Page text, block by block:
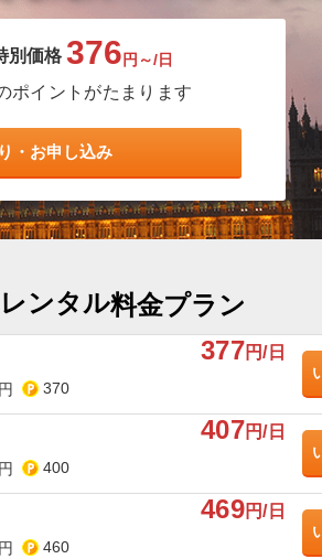
別価格 376 円～/日
ポイントがたまります
・お申し込み
ンタル料金プラン
370
377円/日
400
407円/日
460
469円/日